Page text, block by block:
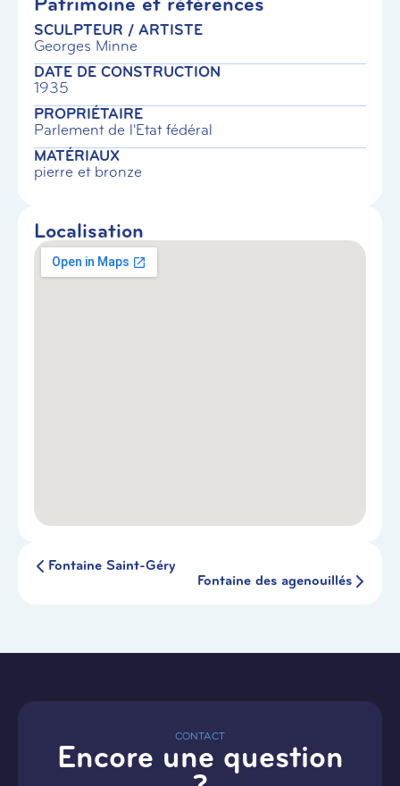
SCULPTEUR / ARTISTE
Georges Minne
DATE DE CONSTRUCTION
1935
PROPRIÉTAIRE
Parlement de l'Etat fédéral
MATÉRIAUX
pierre et bronze
Localisation
Fontaine Saint-Géry
Fontaine des agenouillés
CONTACT
Encore une question